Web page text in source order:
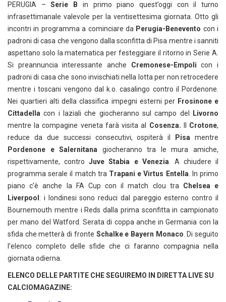
PERUGIA –Serie B in primo piano quest’oggi con il turno
infrasettimanale valevole per la ventisettesima giornata. Otto gli
incontri in programma a cominciare da Perugia-Benevento con i
padroni di casa che vengono dalla sconfitta di Pisa mentre i sanniti
aspettano solo la matematica per festeggiare il ritorno in Serie A.
Si preannuncia interessante anche Cremonese-Empoli con i
padroni di casa che sono invischiati nella lotta per non retrocedere
mentre i toscani vengono dal k.o. casalingo contro il Pordenone.
Nei quartieri alti della classifica impegni esterni per Frosinone e
Cittadella con i laziali che giocheranno sul campo del
Livorno
mentre la compagine veneta farà visita al Cosenza. Crotone,
reduce da due successi consecutivi, ospiterà il
Pisa mentre
Pordenone e Salernitana giocheranno tra le mura amiche,
rispettivamente, controJuve Stabia e Venezia. A chiudere il
programma serale il match tra Trapani e Virtus Entella. In primo
piano c’è anche la FA Cup con il match clou tra Chelsea e
Liverpool : i londinesi sono reduci dal pareggio esterno contro il
Bournemouth mentre i Reds dalla prima sconfitta in campionato
per mano del Watford. Serata di coppa anche in Germania con la
sfida che metterà di fronte Schalke e Bayern Monaco. Di seguito
l’elenco completo delle sfide che ci faranno compagnia nella
giornata odierna.
ELENCO DELLE PARTITE CHE SEGUIREMO IN DIRETTA LIVE SU
CALCIOMAGAZINE: